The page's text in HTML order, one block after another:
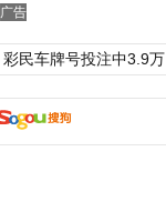
广告
彩民车牌号投注中3.9万